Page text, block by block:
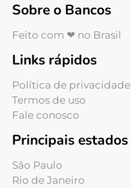
Sobre o Bancos
Feito com ❤ no Brasil
Links rápidos
Política de privacidade
Termos de uso
Fale conosco
Principais estados
São Paulo
Rio de Janeiro